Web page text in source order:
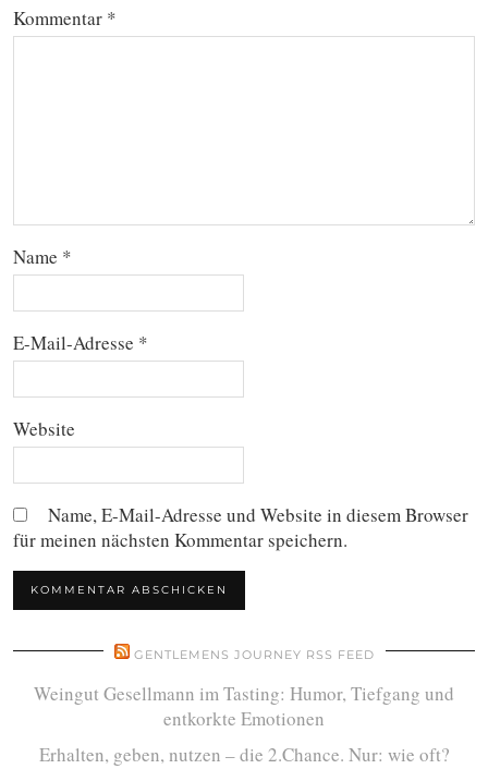
Kommentar *
Name *
E-Mail-Adresse *
Website
Name, E-Mail-Adresse und Website in diesem Browser
für meinen nächsten Kommentar speichern.
GENTLEMENS JOURNEY RSS FEED
Weingut Gesellmann im Tasting: Humor, Tiefgang und
entkorkte Emotionen
Erhalten, geben, nutzen – die 2.Chance. Nur: wie oft?